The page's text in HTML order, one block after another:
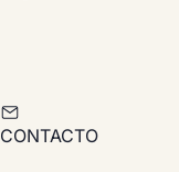
CONTACTO